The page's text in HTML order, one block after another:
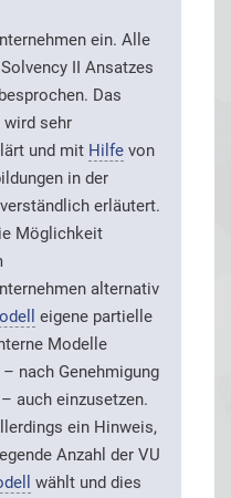
ein. Alle
II Ansatzes
Das
wird sehr
und mit Hilfe von
in der
erläutert.
Möglichkeit
alternativ
eigene partielle
Modelle
nach Genehmigung
– auch einzusetzen.
ein Hinweis,
Anzahl der VU
wählt und dies